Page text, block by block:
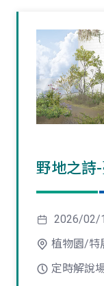
野地之詩
2026/02/
植物園/特
定時解說